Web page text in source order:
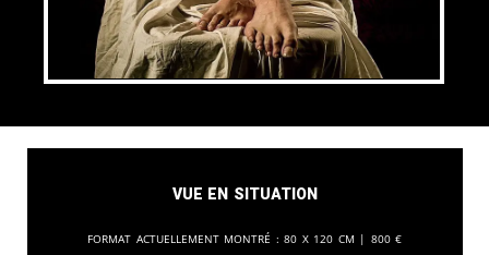
Vue en situation
Format actuellement montré : 80 x 120 cm | 800 €